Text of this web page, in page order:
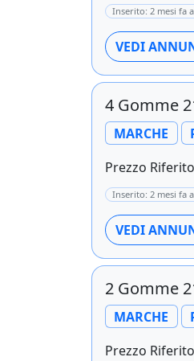
Inserito: 2 mesi fa
VEDI
4 Gomme
MARCHE
Prezzo
Inserito: 2 mesi fa
VEDI
2 Gomme
MARCHE
Prezzo